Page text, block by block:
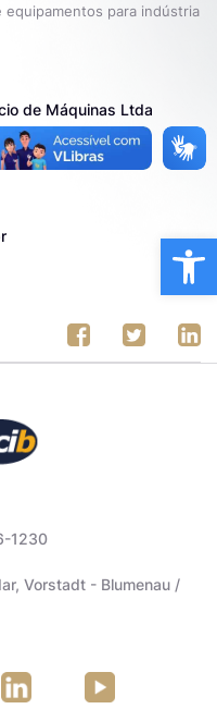
equipamentos para indústria
de Máquinas Ltda
Central
1230
Vorstadt - Blumenau /